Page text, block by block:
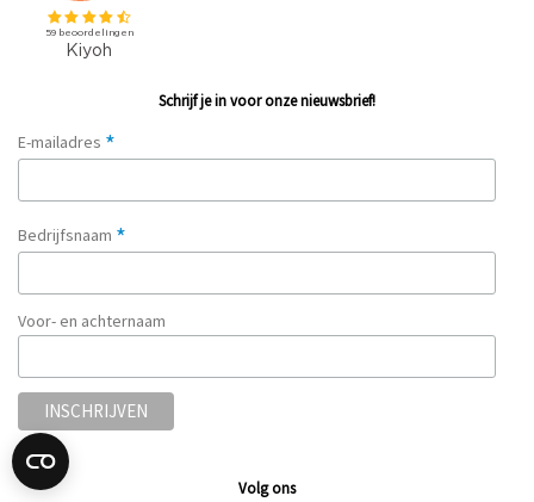
Schrijf je in voor onze nieuwsbrief!
E-mailadres *
Bedrijfsnaam *
Voor- en achternaam
Volg ons